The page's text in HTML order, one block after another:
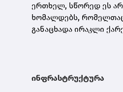
ერთხელ, სწორედ ეს
ხომალდებს,
განაცხადა ირაკლი
ინფრასტრუქტურა